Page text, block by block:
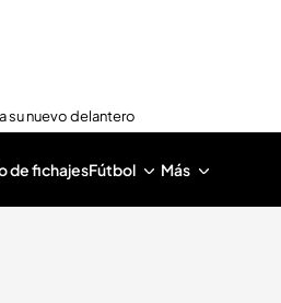
su nuevo delantero
de fichajesFútbol Más